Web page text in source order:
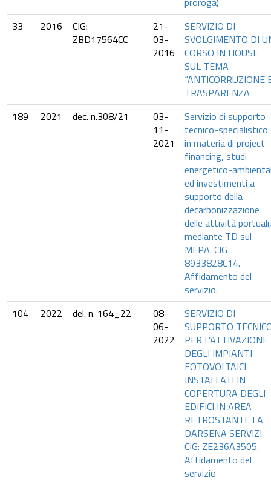
33
2016
CIG:
ZBD17564CC
21-
03-
2016
SERVIZIO DI
SVOLGIMENTO DI
CORSO IN HOUSE
SUL TEMA
“ANTICORRUZIONE
TRASPARENZA
189
2021 dec. n.308/21
03-
11-
2021
Servizio di supporto
tecnico-specialistico
in materia di project
financing, studi
energetico-
ed investimenti a
supporto della
decarbonizzazione
delle attività portuali,
mediante TD sul
MEPA. CIG
8933828C14.
Affidamento del
servizio.
104
2022 del. n. 164_22
08-
06-
2022
SERVIZIO DI
SUPPORTO
PER L’ATTIVAZIONE
DEGLI IMPIANTI
FOTOVOLTAICI
INSTALLATI IN
COPERTURA DEGLI
EDIFICI IN AREA
RETROSTANTE LA
DARSENA SERVIZI.
CIG: ZE236A3505.
Affidamento del
servizio